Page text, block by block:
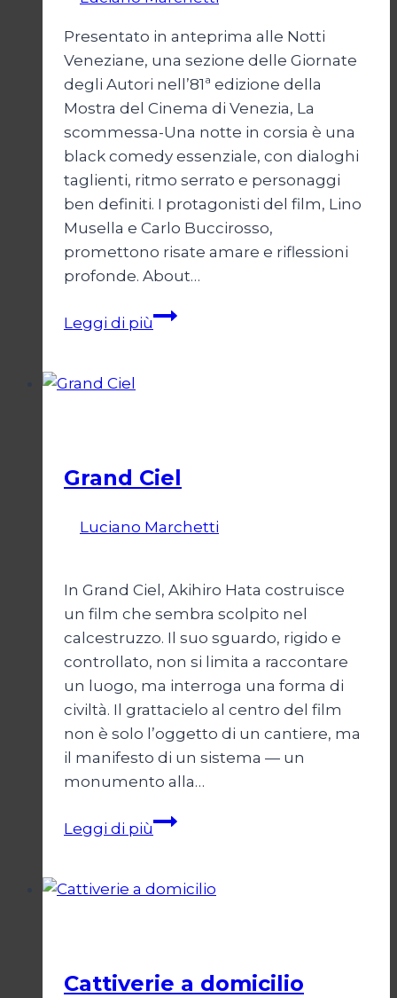
Presentato in anteprima alle Notti
Veneziane, una sezione delle Giornate
degli Autori nell’81ª edizione della
Mostra del Cinema di Venezia, La
scommessa-Una notte in corsia è una
black comedy essenziale, con dialoghi
taglienti, ritmo serrato e personaggi
ben definiti. I protagonisti del film, Lino
Musella e Carlo Buccirosso,
promettono risate amare e riflessioni
profonde. About…
Leggi di piùLa
Grand Ciel
Luciano Marchetti
In Grand Ciel, Akihiro Hata costruisce
un film che sembra scolpito nel
calcestruzzo. Il suo sguardo, rigido e
controllato, non si limita a raccontare
un luogo, ma interroga una forma di
civiltà. Il grattacielo al centro del film
non è solo l’oggetto di un cantiere, ma
il manifesto di un sistema — un
monumento alla…
Leggi di piùGrand
Cattiverie a domicilio